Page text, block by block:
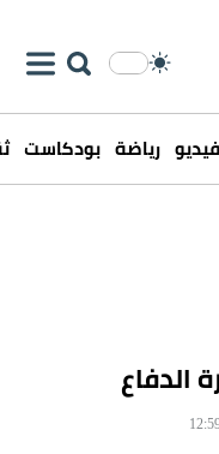
فيديو رياضة بودكاست
الدفاع